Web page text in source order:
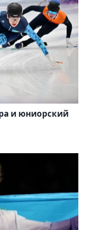
и юниорский